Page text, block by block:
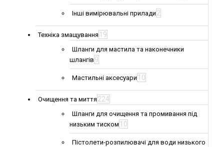
Інші вимірювальні прилади 2
Техніка змащування 19
Шланги для мастила та наконечники
шлангів 9
Мастильні аксесуари 10
Очищення та миття 224
Шланги для очищення та промивання під
низьким тиском 10
Пістолети-розпилювачі для води низького